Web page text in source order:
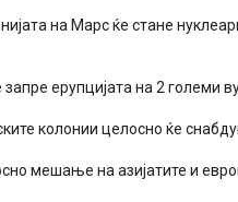
на Марс ќе стане
ерупцијата на 2 големи
колонии целосно ќе
мешање на азијатите и